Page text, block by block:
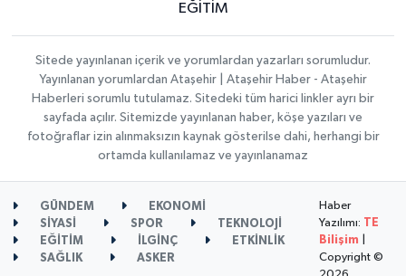
EĞİTİM
Sitede yayınlanan içerik ve yorumlardan yazarları sorumludur.
Yayınlanan yorumlardan Ataşehir | Ataşehir Haber - Ataşehir
Haberleri sorumlu tutulamaz. Sitedeki tüm harici linkler ayrı bir
sayfada açılır. Sitemizde yayınlanan haber, köşe yazıları ve
fotoğraflar izin alınmaksızın kaynak gösterilse dahi, herhangi bir
ortamda kullanılamaz ve yayınlanamaz
GÜNDEM
EKONOMİ
SİYASİ
SPOR
TEKNOLOJİ
EĞİTİM
İLGİNÇ
ETKİNLİK
SAĞLIK
ASKER
Haber
Yazılımı: TE
Bilişim
Copyright ©